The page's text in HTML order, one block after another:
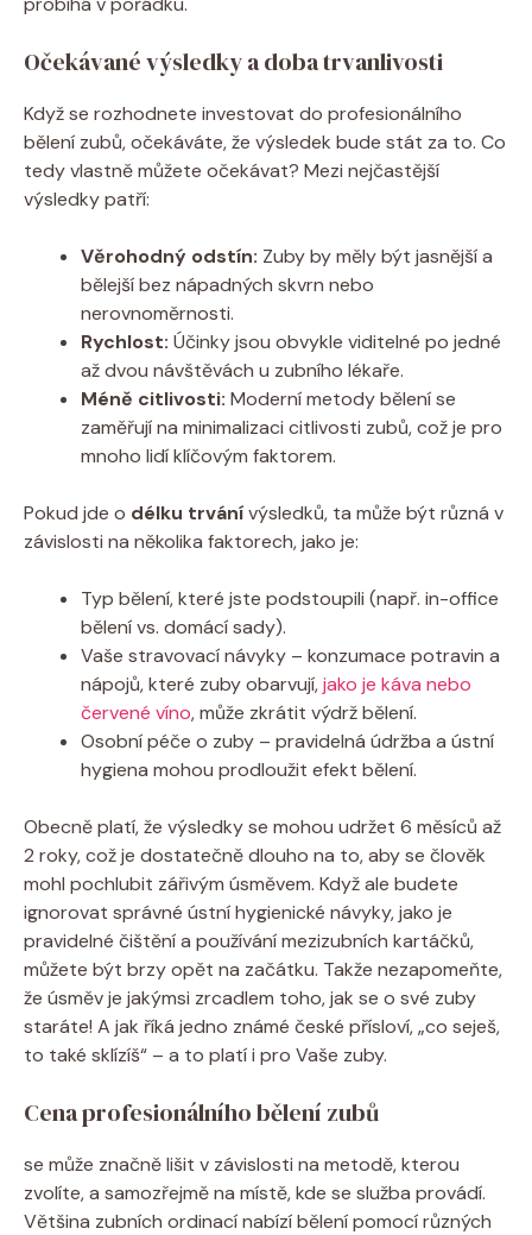
Očekávané výsledky a doba trvanlivosti
Když se rozhodnete investovat do profesionálního
bělení zubů, očekáváte, že výsledek bude stát za to. Co
tedy vlastně můžete očekávat? Mezi nejčastější
výsledky patří:
Věrohodný odstín: Zuby by měly být jasnější a
bělejší bez nápadných skvrn nebo
nerovnoměrnosti.
Rychlost: Účinky jsou obvykle viditelné po jedné
až dvou návštěvách u zubního lékaře.
Méně citlivosti: Moderní metody bělení se
zaměřují na minimalizaci citlivosti zubů, což je pro
mnoho lidí klíčovým faktorem.
Pokud jde o délku trvánívýsledků, ta může být různá v
závislosti na několika faktorech, jako je:
Typ bělení, které jste podstoupili (např. in-office
bělení vs. domácí sady).
Vaše stravovací návyky – konzumace potravin a
nápojů, které zuby obarvují,jako je káva nebo
červené víno, může zkrátit výdrž bělení.
Osobní péče o zuby – pravidelná údržba a ústní
hygiena mohou prodloužit efekt bělení.
Obecně platí, že výsledky se mohou udržet 6 měsíců až
2 roky, což je dostatečně dlouho na to, aby se člověk
mohl pochlubit zářivým úsměvem. Když ale budete
ignorovat správné ústní hygienické návyky, jako je
pravidelné čištění a používání mezizubních kartáčků,
můžete být brzy opět na začátku. Takže nezapomeňte,
že úsměv je jakýmsi zrcadlem toho, jak se o své zuby
staráte! A jak říká jedno známé české přísloví, „co seješ,
to také sklízíš“ – a to platí i pro Vaše zuby.
Cena profesionálního bělení zubů
se může značně lišit v závislosti na metodě, kterou
zvolíte, a samozřejmě na místě, kde se služba provádí.
Většina zubních ordinací nabízí bělení pomocí různých